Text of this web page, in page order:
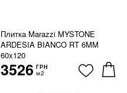
Плитка Marazzi MYSTONE
ARDESIA BIANCO RT 6MM
60x120
3526 ГРН
м2